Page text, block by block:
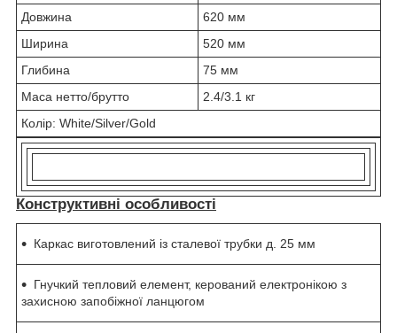
Довжина
620 мм
Ширина
520 мм
Глибина
75 мм
Маса нетто/брутто
2.4/3.1 кг
Колір: White/Silver/Gold
Конструктивні особливості
Каркас виготовлений із сталевої трубки д. 25 мм
Гнучкий тепловий елемент, керований електронікою з
захисною запобіжної ланцюгом